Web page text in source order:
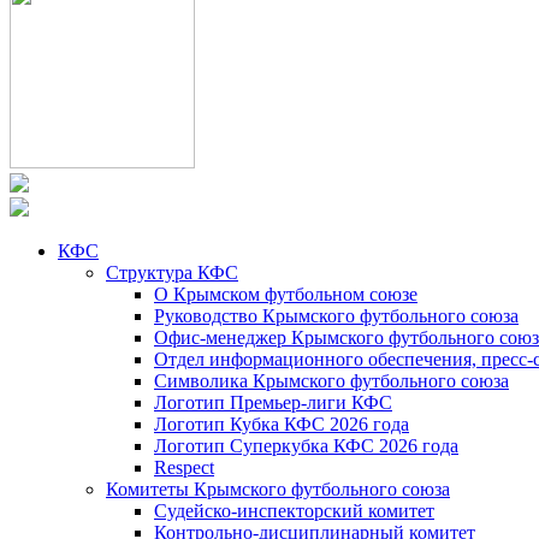
КФС
Структура КФС
О Крымском футбольном союзе
Руководство Крымского футбольного союза
Офис-менеджер Крымского футбольного
Отдел информационного обеспечения, пресс-
Символика Крымского футбольного союза
Логотип Премьер-лиги КФС
Логотип Кубка КФС 2026 года
Логотип Суперкубка КФС 2026 года
Respect
Комитеты Крымского футбольного союза
Судейско-инспекторский комитет
Контрольно-дисциплинарный комитет